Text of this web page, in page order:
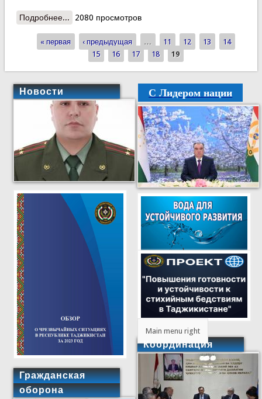
Подробнее... о В ГБАО обучили сотрудников Управления
территории области
2080 просмотров
Страницы
« первая ‹ предыдущая … 11 12 13
14
15
16 17 18 19
Новости
Гражданская
оборона
С Лидером нации
Main menu right
Координация